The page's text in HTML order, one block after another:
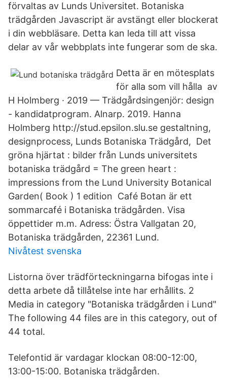
förvaltas av Lunds Universitet. Botaniska
trädgården Javascript är avstängt eller blockerat
i din webbläsare. Detta kan leda till att vissa
delar av vår webbplats inte fungerar som de ska.
Detta är en mötesplats
för alla som vill hålla av
H Holmberg · 2019 — Trädgårdsingenjör: design
- kandidatprogram. Alnarp. 2019. Hanna
Holmberg http://stud.epsilon.slu.se gestaltning,
designprocess, Lunds Botaniska Trädgård, Det
gröna hjärtat : bilder från Lunds universitets
botaniska trädgård = The green heart :
impressions from the Lund University Botanical
Garden( Book ) 1 edition Café Botan är ett
sommarcafé i Botaniska trädgården. Visa
öppettider m.m. Adress: Östra Vallgatan 20,
Botaniska trädgården, 22361 Lund.
Nivåtest svenska
Listorna över trädförteckningarna bifogas inte i
detta arbete då tillåtelse inte har erhållits. 2
Media in category "Botaniska trädgården i Lund"
The following 44 files are in this category, out of
44 total.
Telefontid är vardagar klockan 08:00-12:00,
13:00-15:00. Botaniska trädgården.